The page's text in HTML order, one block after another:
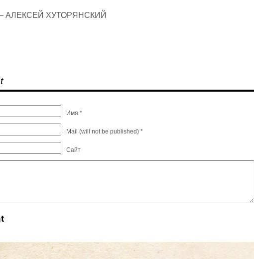
АЛЕКСЕЙ ХУТОРЯНСКИЙ
Имя *
Mail (will not be published) *
Сайт